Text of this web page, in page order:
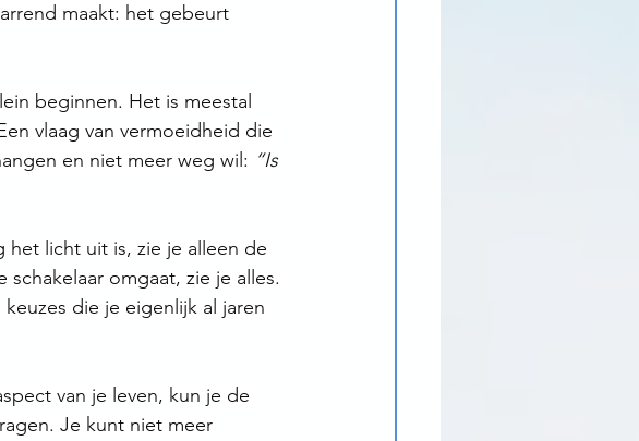
maakt: het gebeurt
beginnen. Het is meestal
vlaag van vermoeidheid die
en niet meer weg wil: “Is
het licht uit is, zie je alleen de
omgaat, zie je alles.
die je eigenlijk al jaren
van je leven, kun je de
Je kunt niet meer